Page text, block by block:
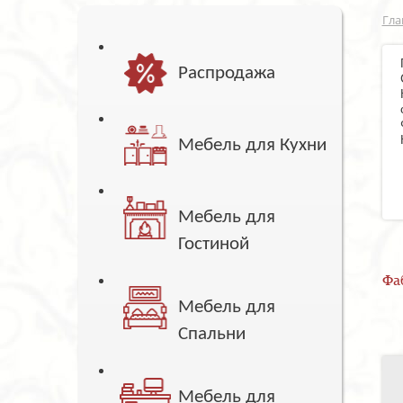
Распродажа
Мебель для Кухни
Мебель для
Гостиной
Мебель для
Спальни
Мебель для